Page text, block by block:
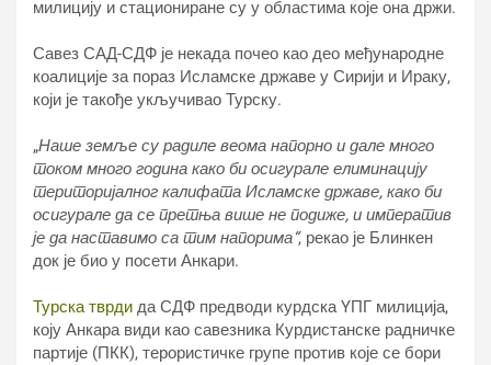
милицију и стациониране су у областима које она држи.
Савез САД-СДФ је некада почео као део међународне
коалиције за пораз Исламске државе у Сирији и Ираку,
који је такође укључивао Турску.
„Наше земље су радиле веома напорно и дале много
током много година како би осигурале елиминацију
територијалног калифата Исламске државе, како би
осигурале да се претња више не подиже, и императив
је да наставимо са тим напорима“, рекао је Блинкен
док је био у посети Анкари.
Турска тврди да СДФ предводи курдска YПГ милиција,
коју Анкара види као савезника Курдистанске радничке
партије (ПКК), терористичке групе против које се бори